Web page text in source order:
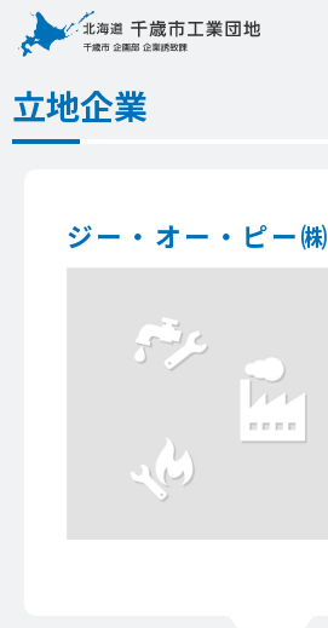
立地企業
ジー・オー・ピー㈱